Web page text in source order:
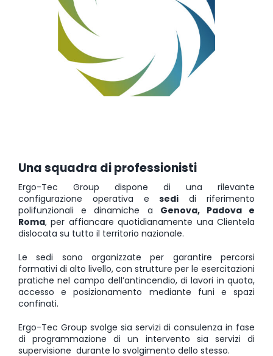
Una squadra di professionisti
Ergo-Tec Group dispone di una rilevante
configurazione operativa esedi di riferimento
polifunzionali e dinamiche a Genova, Padova e
Roma, per affiancare quotidianamente una Clientela
dislocata su tutto il territorio nazionale.
Le sedi sono organizzate per garantire percorsi
formativi di alto livello, con strutture per le esercitazioni
pratiche nel campo dell’antincendio, di lavori in quota,
accesso e posizionamento mediante funi e spazi
confinati.
Ergo-Tec Group svolge sia servizi di consulenza in fase
di programmazione di un intervento sia servizi di
supervisione durante lo svolgimento dello stesso.